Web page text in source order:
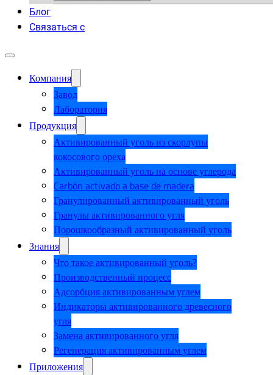
Блог
Связаться с
Компания
Завод
Лаборатория
Продукция
Активированный уголь из скорлупы
кокосового ореха
Активированный уголь на основе углерода
Carbón activado a base de madera
Гранулированный активированный уголь
Гранулы активированного угля
Порошкообразный активированный уголь
Знания
Что такое активированный уголь?
Производственный процесс
Адсорбция активированным углем
Индикаторы активированного древесного
угля
Замена активированного угля
Регенерация активированным углем
Приложения